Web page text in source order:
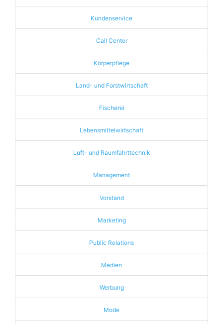
Kundenservice
Call Center
Körperpflege
Land- und Forstwirtschaft
Fischerei
Lebensmittelwirtschaft
Luft- und Raumfahrttechnik
Management
Vorstand
Marketing
Public Relations
Medien
Werbung
Mode